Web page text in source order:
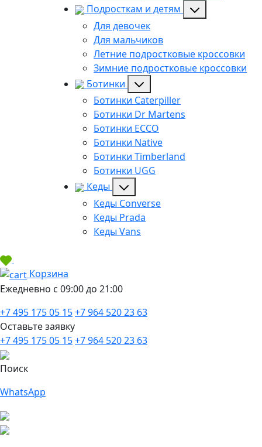
Подросткам и детям
Для девочек
Для мальчиков
Летние подростковые кроссовки
Зимние подростковые кроссовки
Ботинки
Ботинки Caterpiller
Ботинки Dr Martens
Ботинки ECCO
Ботинки Native
Ботинки Timberland
Ботинки UGG
Кеды
Кеды Converse
Кеды Prada
Кеды Vans
Корзина
Ежедневно с 09:00 до 21:00
+7 495 175 05 15+7 964 520 23 63
Оставьте заявку
+7 495 175 05 15+7 964 520 23 63
Поиск
WhatsApp